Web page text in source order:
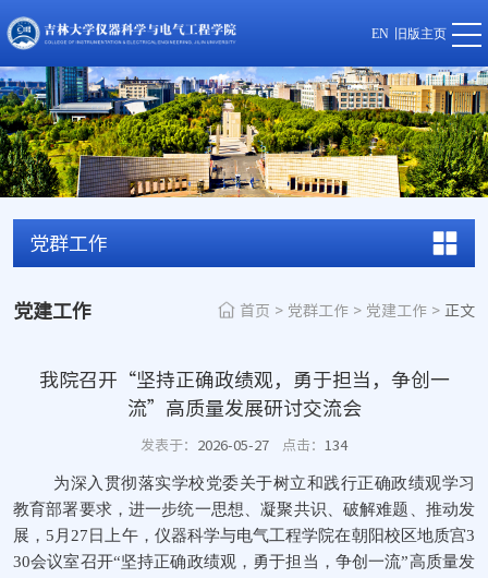
EN 旧版主页
党群工作
党建工作 首页 > 党群工作 > 党建工作 > 正文
我院召开“坚持正确政绩观，勇于担当，争创一
流”高质量发展研讨交流会
发表于： 2026-05-27 点击： 134
为深入贯彻落实学校党委关于树立和践行正确政绩观学习
教育部署要求，进一步统一思想、凝聚共识、破解难题、推动发
展，5月27日上午， 仪器科学与电气工程学院在朝阳校区地质宫3
30会议室召开“坚持正确政绩观，勇于担当，争创一流”高质量发